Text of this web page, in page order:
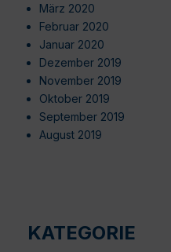
März 2020
Februar 2020
Januar 2020
Dezember 2019
November 2019
Oktober 2019
September 2019
August 2019
KATEGORIE